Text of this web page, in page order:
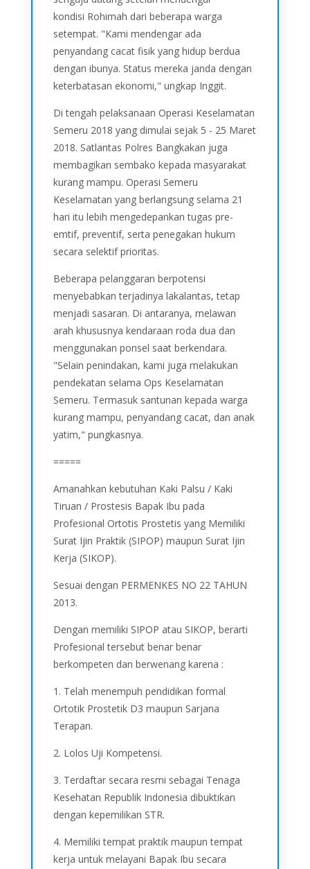
kondisi Rohimah dari beberapa warga
setempat. "Kami mendengar ada
penyandang cacat fisik yang hidup berdua
dengan ibunya. Status mereka janda dengan
keterbatasan ekonomi," ungkap Inggit.
Di tengah pelaksanaan Operasi Keselamatan
Semeru 2018 yang dimulai sejak 5 - 25 Maret
2018. Satlantas Polres Bangkakan juga
membagikan sembako kepada masyarakat
kurang mampu. Operasi Semeru
Keselamatan yang berlangsung selama 21
hari itu lebih mengedepankan tugas pre-
emtif, preventif, serta penegakan hukum
secara selektif prioritas.
Beberapa pelanggaran berpotensi
menyebabkan terjadinya lakalantas, tetap
menjadi sasaran. Di antaranya, melawan
arah khususnya kendaraan roda dua dan
menggunakan ponsel saat berkendara.
"Selain penindakan, kami juga melakukan
pendekatan selama Ops Keselamatan
Semeru. Termasuk santunan kepada warga
kurang mampu, penyandang cacat, dan anak
yatim," pungkasnya.
=====
Amanahkan kebutuhan Kaki Palsu / Kaki
Tiruan / Prostesis Bapak Ibu pada
Profesional Ortotis Prostetis yang Memiliki
Surat Ijin Praktik (SIPOP) maupun Surat Ijin
Kerja (SIKOP).
Sesuai dengan PERMENKES NO 22 TAHUN
2013.
Dengan memiliki SIPOP atau SIKOP, berarti
Profesional tersebut benar benar
berkompeten dan berwenang karena :
1. Telah menempuh pendidikan formal
Ortotik Prostetik D3 maupun Sarjana
Terapan.
2. Lolos Uji Kompetensi.
3. Terdaftar secara resmi sebagai Tenaga
Kesehatan Republik Indonesia dibuktikan
dengan kepemilikan STR.
4. Memiliki tempat praktik maupun tempat
kerja untuk melayani Bapak Ibu secara